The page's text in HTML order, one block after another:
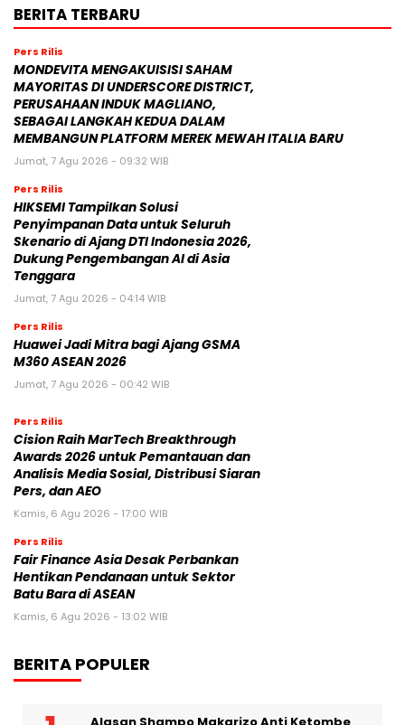
BERITA TERBARU
Pers Rilis
MONDEVITA MENGAKUISISI SAHAM
MAYORITAS DI UNDERSCORE DISTRICT,
PERUSAHAAN INDUK MAGLIANO,
SEBAGAI LANGKAH KEDUA DALAM
MEMBANGUN PLATFORM MEREK MEWAH ITALIA BARU
Jumat, 7 Agu 2026 - 09:32 WIB
Pers Rilis
HIKSEMI Tampilkan Solusi
Penyimpanan Data untuk Seluruh
Skenario di Ajang DTI Indonesia 2026,
Dukung Pengembangan AI di Asia
Tenggara
Jumat, 7 Agu 2026 - 04:14 WIB
Pers Rilis
Huawei Jadi Mitra bagi Ajang GSMA
M360 ASEAN 2026
Jumat, 7 Agu 2026 - 00:42 WIB
Pers Rilis
Cision Raih MarTech Breakthrough
Awards 2026 untuk Pemantauan dan
Analisis Media Sosial, Distribusi Siaran
Pers, dan AEO
Kamis, 6 Agu 2026 - 17:00 WIB
Pers Rilis
Fair Finance Asia Desak Perbankan
Hentikan Pendanaan untuk Sektor
Batu Bara di ASEAN
Kamis, 6 Agu 2026 - 13:02 WIB
BERITA POPULER